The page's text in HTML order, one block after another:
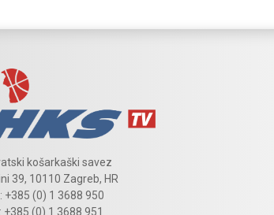
košarkaški savez
39, 10110 Zagreb, HR
+385 (0) 1 3688 950
+385 (0) 1 3688 951